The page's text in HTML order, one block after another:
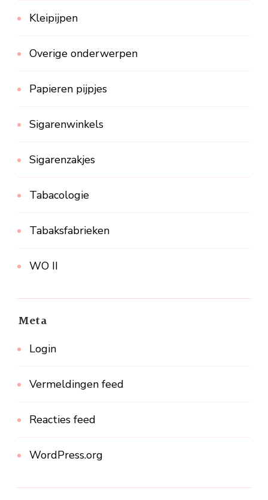
Kleipijpen
Overige onderwerpen
Papieren pijpjes
Sigarenwinkels
Sigarenzakjes
Tabacologie
Tabaksfabrieken
WO II
Meta
Login
Vermeldingen feed
Reacties feed
WordPress.org